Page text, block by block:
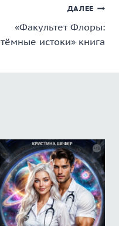
ДАЛЕЕ
«Факультет Флоры:
тёмные истоки» книга